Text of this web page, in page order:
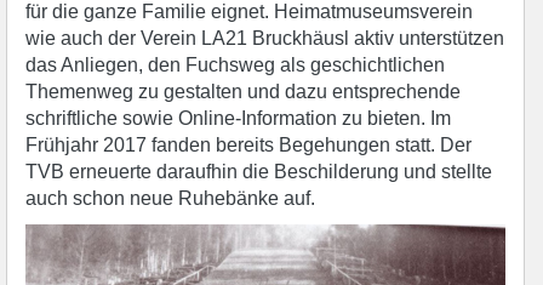
für die ganze Familie eignet. Heimatmuseumsverein
wie auch der Verein LA21 Bruckhäusl aktiv unterstützen
das Anliegen, den Fuchsweg als geschichtlichen
Themenweg zu gestalten und dazu entsprechende
schriftliche sowie Online-Information zu bieten. Im
Frühjahr 2017 fanden bereits Begehungen statt. Der
TVB erneuerte daraufhin die Beschilderung und stellte
auch schon neue Ruhebänke auf.